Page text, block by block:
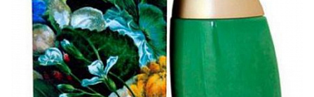
Telegram
WhatsApp